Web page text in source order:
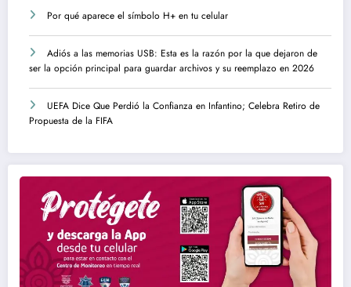
Por qué aparece el símbolo H+ en tu celular
Adiós a las memorias USB: Esta es la razón por la que dejaron de
ser la opción principal para guardar archivos y su reemplazo en 2026
UEFA Dice Que Perdió la Confianza en Infantino; Celebra Retiro de
Propuesta de la FIFA